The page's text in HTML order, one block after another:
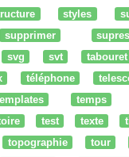
styles
supprimer
svg svt tabouret
téléphone
temps
test texte
topographie tour